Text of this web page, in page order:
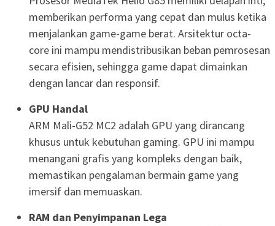
memberikan performa yang cepat dan mulus ketika
menjalankan game-game berat. Arsitektur octa-
core ini mampu mendistribusikan beban pemrosesan
secara efisien, sehingga game dapat dimainkan
dengan lancar dan responsif.
GPU Handal
ARM Mali-G52 MC2 adalah GPU yang dirancang
khusus untuk kebutuhan gaming. GPU ini mampu
menangani grafis yang kompleks dengan baik,
memastikan pengalaman bermain game yang
imersif dan memuaskan.
RAM dan Penyimpanan Lega